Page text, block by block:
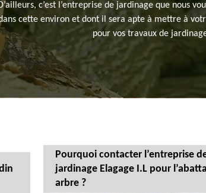
c’est l’entreprise de jardinage que nous
cette environ et dont il sera apte à mettre à
pour vos travaux de
Pourquoi contacter l’entreprise
jardinage Elagage I.L pour
arbre ?